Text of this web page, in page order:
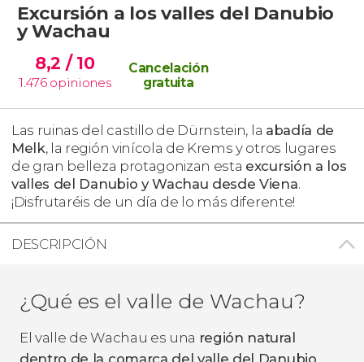
Excursión a los valles del Danubio
y Wachau
8,2 / 10
1.476 opiniones
Cancelación
gratuita
Las ruinas del castillo de Dürnstein, la abadía de
Melk, la región vinícola de Krems y otros lugares
de gran belleza protagonizan esta excursión a los
valles del Danubio y Wachau desde Viena.
¡Disfrutaréis de un día de lo más diferente!
DESCRIPCIÓN
¿Qué es el valle de Wachau?
El valle de Wachau es una región natural
dentro de la comarca del valle del Danubio.